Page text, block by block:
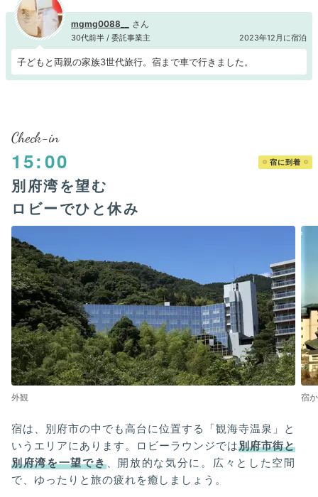
mgmg0088__
30代前半 / 委託事業主 2023年12月に宿泊
子どもと両親の家族3世代旅行。宿まで車で行きました。
Check-in
15:00 宿に到着
別府湾を望む
ロビーでひと休み
外観 宿
宿は、別府市の中でも高台に位置する「観海寺温泉」と
いうエリアにあります。ロビーラウンジでは別府市街と
別府湾を一望でき、開放的な気分に。広々とした空間
で、ゆったりと旅の疲れを癒しましょう。